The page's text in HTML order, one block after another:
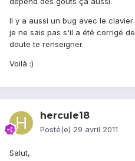
Il y a aussi un bug avec le
je ne sais pas s'il a été corrigé
doute te renseigner.
Voilà :)
hercule18
Posté(e) 29 avril 2011
Salut,